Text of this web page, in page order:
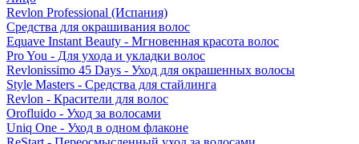
Revlon Professional (Испания)
Средства для окрашивания волос
Equave Instant Beauty - Мгновенная красота волос
Pro You - Для ухода и укладки волос
Revlonissimo 45 Days - Уход для окрашенных волосы
Style Masters - Средства для стайлинга
Revlon - Красители для волос
Orofluido - Уход за волосами
Uniq One - Уход в одном флаконе